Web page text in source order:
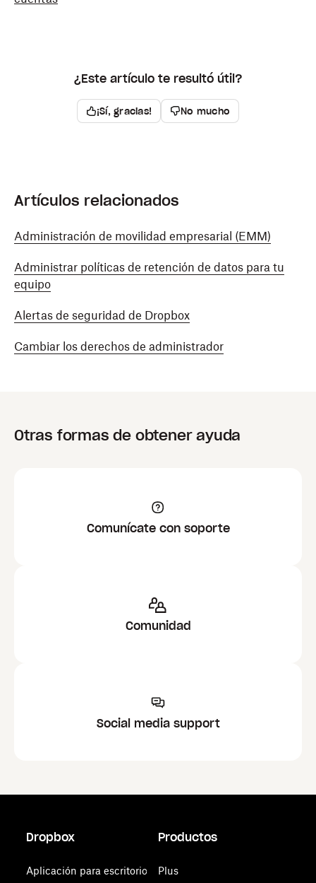
¿Este artículo te resultó útil?
¡Sí, gracias! No mucho
Artículos relacionados
Administración de movilidad empresarial (EMM)
Administrar políticas de retención de datos para tu
equipo
Alertas de seguridad de Dropbox
Cambiar los derechos de administrador
Otras formas de obtener ayuda
Comunícate con soporte
Comunidad
Social media support
Dropbox
Aplicación para escritorio
Productos
Plus